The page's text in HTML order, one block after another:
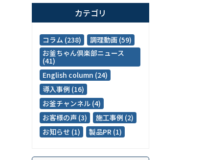
カテゴリ
コラム (238)
調理動画 (59)
お釜ちゃん倶楽部ニュース
(41)
English column (24)
導入事例 (16)
お釜チャンネル (4)
お客様の声 (3)
施工事例 (2)
お知らせ (1)
製品PR (1)